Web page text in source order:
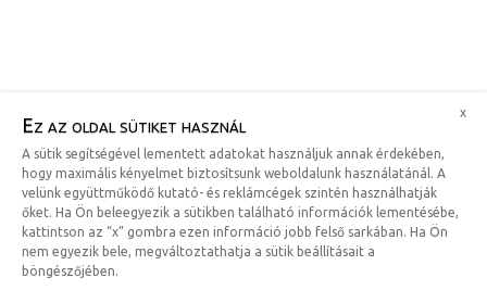
Ez az oldal sütiket használ
A sütik segítségével lementett adatokat használjuk annak érdekében,
hogy maximális kényelmet biztosítsunk weboldalunk használatánál. A
velünk együttműködő kutató- és reklámcégek szintén használhatják
őket. Ha Ön beleegyezik a sütikben található információk lementésébe,
kattintson az “x” gombra ezen információ jobb felső sarkában. Ha Ön
nem egyezik bele, megváltoztathatja a sütik beállításait a
böngészőjében.
x